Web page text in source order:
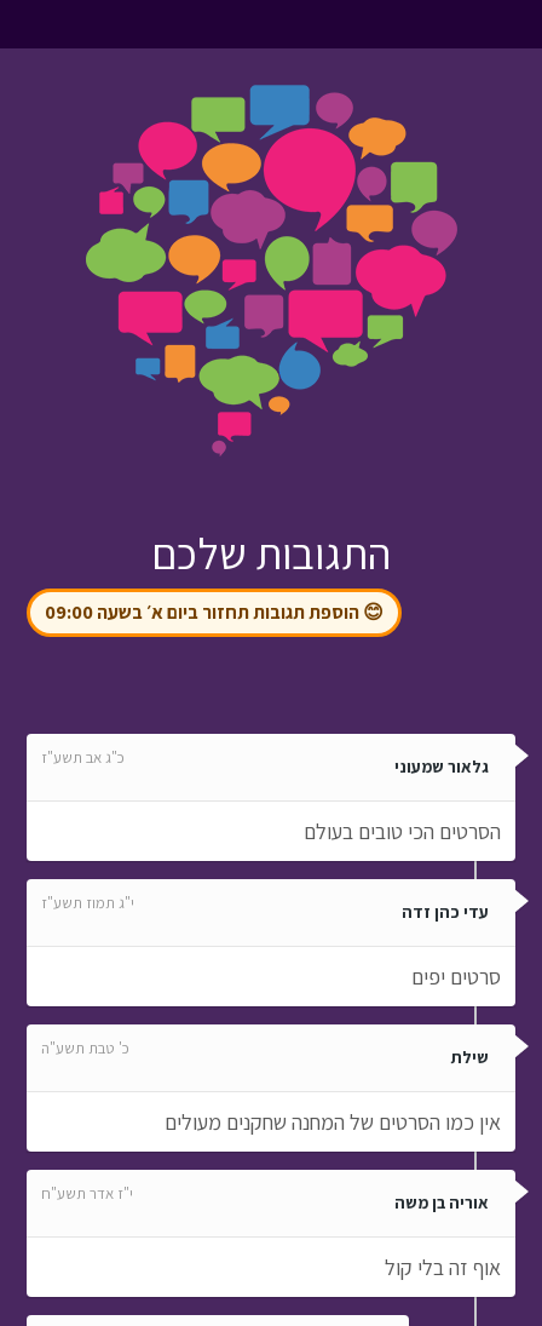
התגובות שלכם
😊 הוספת תגובות תחזור ביום א׳ בשעה 09:00
גלאור שמעוני כ"ג אב תשע"ז
הסרטים הכי טובים בעולם
עדי כהן זדה י"ג תמוז תשע"ז
סרטים יפים
שילת כ' טבת תשע"ה
אין כמו הסרטים של המחנה שחקנים מעולים
אוריה בן משה י"ז אדר תשע"ח
אוף זה בלי קול